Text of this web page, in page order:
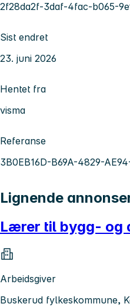
2f28da2f-3daf-4fac-b065-
Sist endret
23. juni 2026
Hentet fra
visma
Referanse
3B0EB16D-B69A-4829-
Lignende
Lærer til bygg- og
Arbeidsgiver
Buskerud fylkeskommune,